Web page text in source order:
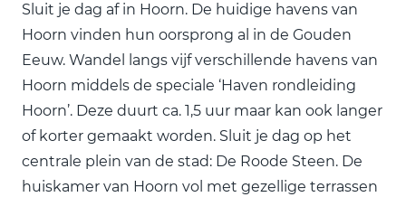
Sluit je dag af in Hoorn. De huidige havens van
Hoorn vinden hun oorsprong al in de Gouden
Eeuw. Wandel langs vijf verschillende havens van
Hoorn middels de speciale ‘Haven rondleiding
Hoorn’. Deze duurt ca. 1,5 uur maar kan ook langer
of korter gemaakt worden. Sluit je dag op het
centrale plein van de stad: De Roode Steen. De
huiskamer van Hoorn vol met gezellige terrassen